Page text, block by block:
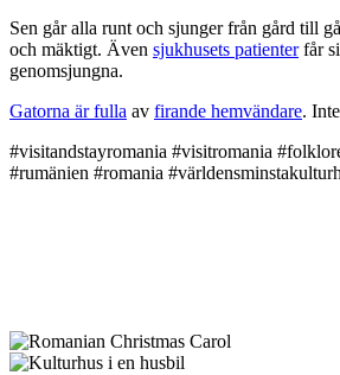
Sen går alla runt och sjunger från gård till
och mäktigt. Även sjukhusets patienterfår
genomsjungna.
Gatorna är fulla av firande hemvändare.
#visitandstayromania #visitromania
#rumänien #romania